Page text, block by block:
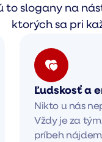
to slogany na
ktorých sa pri
Ľudskosť a
Nikto u nás
Vždy je za
príbeh